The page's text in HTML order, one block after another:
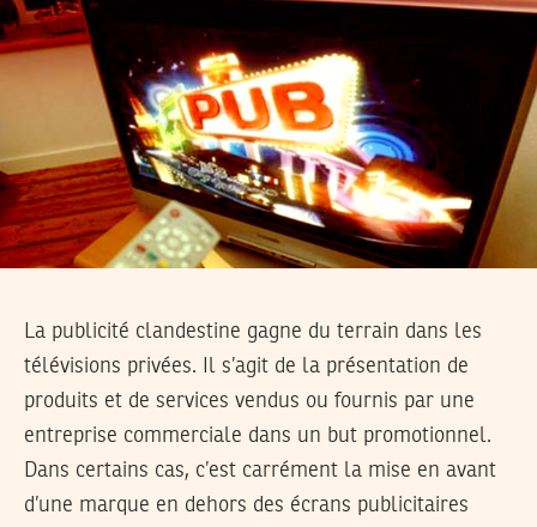
La publicité clandestine gagne du terrain dans les
télévisions privées. Il s’agit de la présentation de
produits et de services vendus ou fournis par une
entreprise commerciale dans un but promotionnel.
Dans certains cas, c’est carrément la mise en avant
d’une marque en dehors des écrans publicitaires